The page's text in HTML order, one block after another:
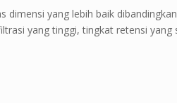
dimensi yang lebih baik
yang tinggi, tingkat retensi yang